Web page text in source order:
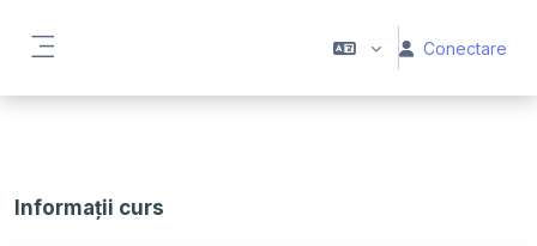
Conectare
Informații curs